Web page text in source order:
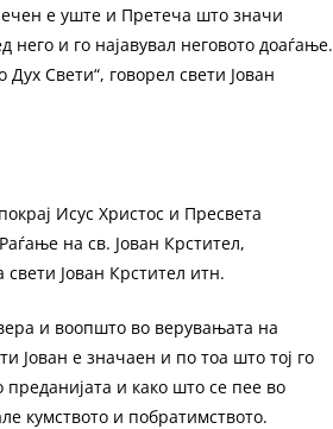
е уште и Претеча што значи
и го најавувал неговото доаѓање.
Свети“, говорел свети Јован
Исус Христос и Пресвета
на св. Јован Крстител,
Јован Крстител итн.
и воопшто во верувањата на
Јован е значаен и по тоа што тој го
и како што се пее во
кумството и побратимството.